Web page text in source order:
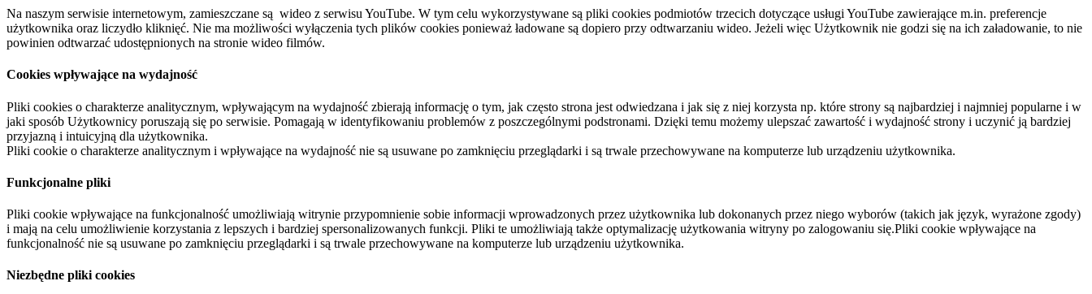
Na naszym serwisie internetowym, zamieszczane są wideo z serwisu YouTube. W tym celu wykorzystywane są pliki cookies podmiotów trzecich dotyczące usługi YouTube zawierające m.in. preferencje
użytkownika oraz liczydło kliknięć. Nie ma możliwości wyłączenia tych plików cookies ponieważ ładowane są dopiero przy odtwarzaniu wideo. Jeżeli więc Użytkownik nie godzi się na ich załadowanie, to nie
powinien odtwarzać udostępnionych na stronie wideo filmów.
Cookies wpływające na wydajność
Pliki cookies o charakterze analitycznym, wpływającym na wydajność zbierają informację o tym, jak często strona jest odwiedzana i jak się z niej korzysta np. które strony są najbardziej i najmniej popularne i w
jaki sposób Użytkownicy poruszają się po serwisie. Pomagają w identyfikowaniu problemów z poszczególnymi podstronami. Dzięki temu możemy ulepszać zawartość i wydajność strony i uczynić ją bardziej
przyjazną i intuicyjną dla użytkownika.
Pliki cookie o charakterze analitycznym i wpływające na wydajność nie są usuwane po zamknięciu przeglądarki i są trwale przechowywane na komputerze lub urządzeniu użytkownika.
Funkcjonalne pliki
Pliki cookie wpływające na funkcjonalność umożliwiają witrynie przypomnienie sobie informacji wprowadzonych przez użytkownika lub dokonanych przez niego wyborów (takich jak język, wyrażone zgody)
i mają na celu umożliwienie korzystania z lepszych i bardziej spersonalizowanych funkcji. Pliki te umożliwiają także optymalizację użytkowania witryny po zalogowaniu się.Pliki cookie wpływające na
funkcjonalność nie są usuwane po zamknięciu przeglądarki i są trwale przechowywane na komputerze lub urządzeniu użytkownika.
Niezbędne pliki cookies